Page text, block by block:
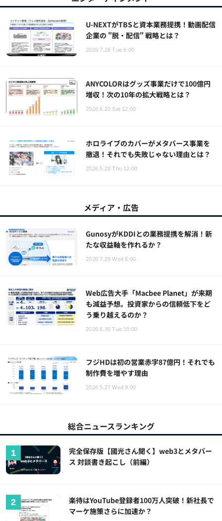
U-NEXTがTBSと資本業務提携！動画配信
企業の "脱・配信" 戦略とは？
2026.7.28 Tue 6:00
ANYCOLORはグッズ事業だけで100億円
増収！次の10年の拡大戦略とは？
2026.6.20 Sat 12:00
ホロライブのカバーがメタバース事業を
撤退！それでも失敗じゃない理由とは？
2026.5.28 Thu 12:00
メディア・広告
GunosyがKDDIとの業務提携を解消！新
たな収益軸を作れるか？
2026.7.29 Wed 6:00
Web広告大手「Macbee Planet」が来期
も減益予想。投資家からの信頼低下をど
う乗り越えるのか？
2026.6.30 Tue 10:00
フジHDは初の営業赤字87億円！それでも
制作費を増やす理由
2026.5.27 Wed 9:00
総合ニュースランキング
完全保存版【國光さん聞く】web3とメタバー
ス 対談書き起こし（前編）
楽待はYouTube登録者100万人突破！新社長で
マーケ施策さらに加速か？